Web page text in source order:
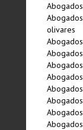
olivares